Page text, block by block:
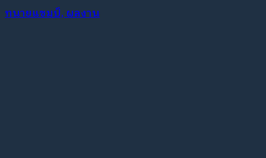
ทนายแชมป์, ผลงาน